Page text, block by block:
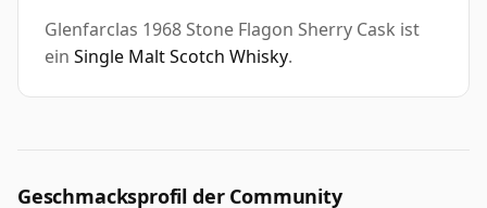
Glenfarclas 1968 Stone Flagon Sherry Cask ist
ein Single Malt Scotch Whisky.
Geschmacksprofil der Community